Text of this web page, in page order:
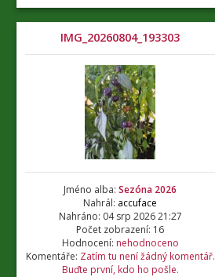
IMG_20260804_193303
Jméno alba: Sezóna 2026
Nahrál: accuface
Nahráno: 04 srp 2026 21:27
Počet zobrazení: 16
Hodnocení: nehodnoceno
Komentáře: Zatím tu není žádný komentář.
Buďte první, kdo ho pošle.